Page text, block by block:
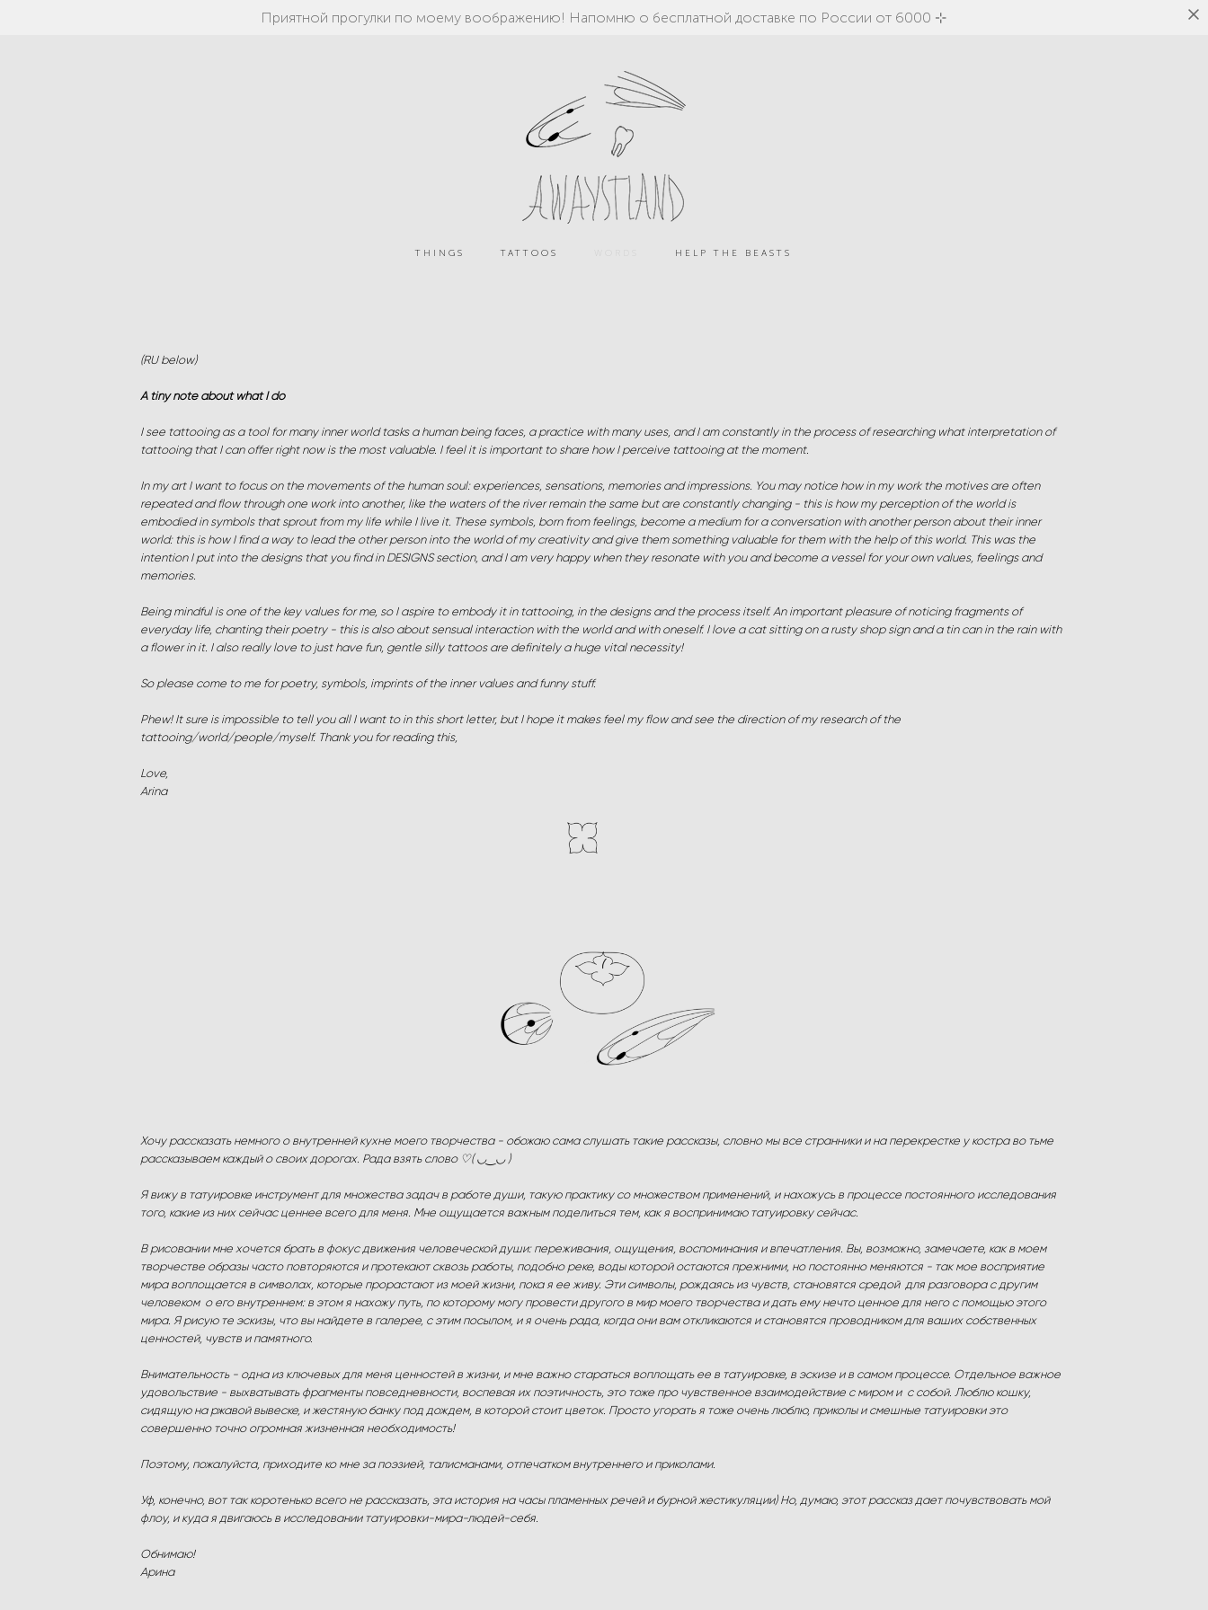
Приятной прогулки по моему воображению! Напомню о бесплатной доставке по России от 6000 ⊹
THINGS TATTOOS HELP THE BEASTS
(RU below)
A tiny note about what I do
I see tattooing as a tool for many inner world tasks a human being faces, a practice with many uses, and I am constantly in the process of researching what interpretation of
tattooing that I can offer right now is the most valuable. I feel it is important to share how I perceive tattooing at the moment.
In my art I want to focus on the movements of the human soul: experiences, sensations, memories and impressions. You may notice how in my work the motives are often
repeated and flow through one work into another, like the waters of the river remain the same but are constantly changing - this is how my perception of the world is
embodied in symbols that sprout from my life while I live it. These symbols, born from feelings, become a medium for a conversation with another person about their inner
world: this is how I find a way to lead the other person into the world of my creativity and give them something valuable for them with the help of this world. This was the
intention I put into the designs that you find in DESIGNS section, and I am very happy when they resonate with you and become a vessel for your own values, feelings and
memories.
Being mindful is one of the key values for me, so I aspire to embody it in tattooing, in the designs and the process itself. An important pleasure of noticing fragments of
everyday life, chanting their poetry - this is also about sensual interaction with the world and with oneself. I love a cat sitting on a rusty shop sign and a tin can in the rain with
a flower in it. I also really love to just have fun, gentle silly tattoos are definitely a huge vital necessity!
So please come to me for poetry, symbols, imprints of the inner values and funny stuff.
Phew! It sure is impossible to tell you all I want to in this short letter, but I hope it makes feel my flow and see the direction of my research of the
tattooing/world/people/myself. Thank you for reading this,
Love,
Arina
Хочу рассказать немного о внутренней кухне моего творчества - обожаю сама слушать такие рассказы, словно мы все странники и на перекрестке у костра во тьме
рассказываем каждый о своих дорогах. Рада взять слово ♡( ◡‿◡ )
Я вижу в татуировке инструмент для множества задач в работе души, такую практику со множеством применений, и нахожусь в процессе постоянного исследования
того, какие из них сейчас ценнее всего для меня. Мне ощущается важным поделиться тем, как я воспринимаю татуировку сейчас.
В рисовании мне хочется брать в фокус движения человеческой души: переживания, ощущения, воспоминания и впечатления. Вы, возможно, замечаете, как в моем
творчестве образы часто повторяются и протекают сквозь работы, подобно реке, воды которой остаются прежними, но постоянно меняются - так мое восприятие
мира воплощается в символах, которые прорастают из моей жизни, пока я ее живу. Эти символы, рождаясь из чувств, становятся средой для разговора с другим
человеком о его внутреннем: в этом я нахожу путь, по которому могу провести другого в мир моего творчества и дать ему нечто ценное для него с помощью этого
мира. Я рисую те эскизы, что вы найдете в галерее, с этим посылом, и я очень рада, когда они вам откликаются и становятся проводником для ваших собственных
ценностей, чувств и памятного.
Внимательность - одна из ключевых для меня ценностей в жизни, и мне важно стараться воплощать ее в татуировке, в эскизе и в самом процессе. Отдельное важное
удовольствие - выхватывать фрагменты повседневности, воспевая их поэтичность, это тоже про чувственное взаимодействие с миром и с собой. Люблю кошку,
сидящую на ржавой вывеске, и жестяную банку под дождем, в которой стоит цветок. Просто угорать я тоже очень люблю, приколы и смешные татуировки это
совершенно точно огромная жизненная необходимость!
Поэтому, пожалуйста, приходите ко мне за поэзией, талисманами, отпечатком внутреннего и приколами.
Уф, конечно, вот так коротенько всего не рассказать, эта история на часы пламенных речей и бурной жестикуляции) Но, думаю, этот рассказ дает почувствовать мой
флоу, и куда я двигаюсь в исследовании татуировки-мира-людей-себя.
Обнимаю!
Арина